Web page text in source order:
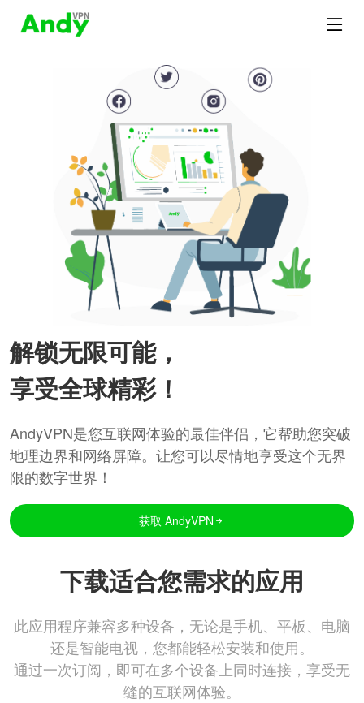
解锁无限可能，
享受全球精彩！
AndyVPN是您互联网体验的最佳伴侣，它帮助您突破
地理边界和网络屏障。让您可以尽情地享受这个无界
限的数字世界！
获取 AndyVPN
下载适合您需求的应用
此应用程序兼容多种设备，无论是手机、平板、电脑
还是智能电视，您都能轻松安装和使用。
通过一次订阅，即可在多个设备上同时连接，享受无
缝的互联网体验。